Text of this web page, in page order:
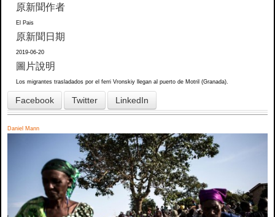
原新聞作者
El Pais
原新聞日期
2019-06-20
圖片說明
Los migrantes trasladados por el ferri Vronskiy llegan al puerto de Motril (Granada).
Facebook Twitter LinkedIn
Daniel Mann